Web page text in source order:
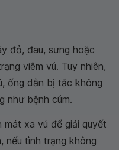
đỏ, đau, sưng hoặc
viêm vú. Tuy nhiên,
ống dẫn bị tắc không
như bệnh cúm.
xa vú để giải quyết
nếu tình trạng không